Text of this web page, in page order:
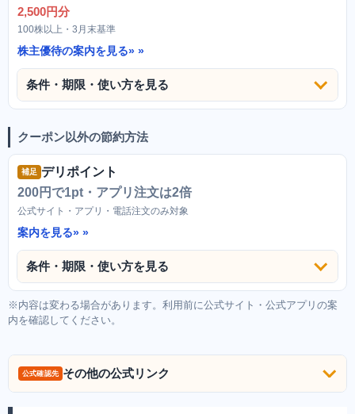
2,500円分
100株以上・3月末基準
株主優待の案内を見る»
条件・期限・使い方を見る
クーポン以外の節約方法
補足 デリポイント
200円で1pt・アプリ注文は2倍
公式サイト・アプリ・電話注文のみ対象
案内を見る»
条件・期限・使い方を見る
※内容は変わる場合があります。利用前に公式サイト・公式アプリの案
内を確認してください。
公式確認先 その他の公式リンク